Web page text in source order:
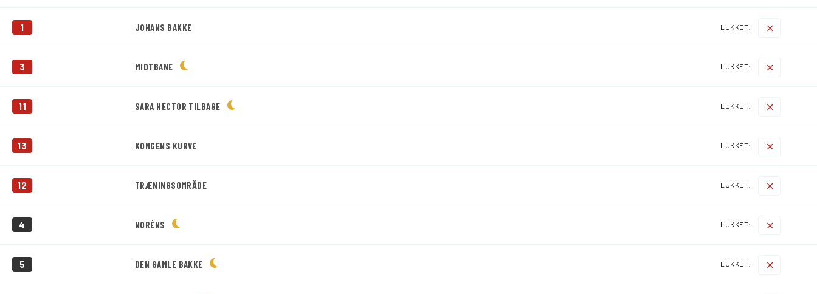
1 JOHANS BAKKE LUKKET:
3 MIDTBANE LUKKET:
11 SARA HECTOR TILBAGE LUKKET:
13 KONGENS KURVE LUKKET:
12 TRÆNINGSOMRÅDE LUKKET:
4 NORÉNS LUKKET:
5 DEN GAMLE BAKKE LUKKET: